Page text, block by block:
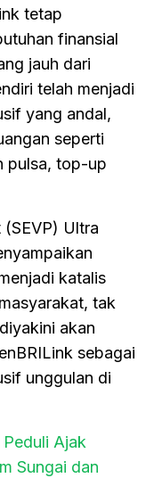
tetap
finansial
jauh dari
telah menjadi
yang andal,
seperti
pulsa, top-up
Ultra
katalis
tak
akan
sebagai
unggulan di
Ajak
Sungai dan